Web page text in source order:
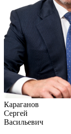
Караганов
Сергей
Васильевич